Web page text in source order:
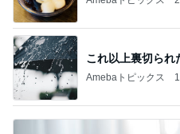
これ以上裏切られ
Amebaトピックス